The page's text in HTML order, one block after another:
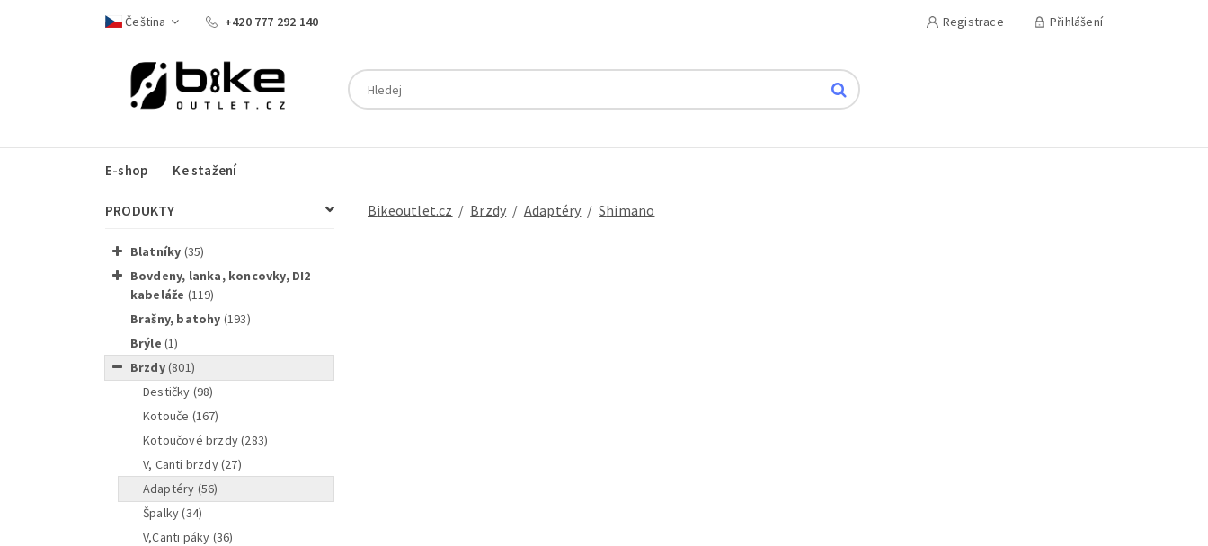
Čeština +420 777 292 140 Registrace Přihlášení
E-shop Ke stažení
PRODUKTY
blatníky (35)
bovdeny, lanka, koncovky, DI2
kabeláže (119)
brašny, batohy (193)
brýle(1)
brzdy(801)
destičky (98)
kotouče (167)
kotoučové brzdy(283)
V, Canti brzdy(27)
adaptéry (56)
špalky(34)
V,Canti páky (36)
Bikeoutlet.cz / brzdy / adaptéry / Shimano